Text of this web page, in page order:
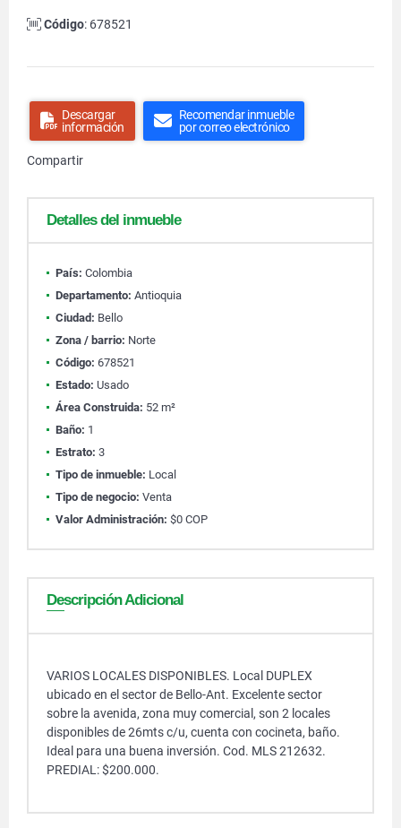
Código: 678521
Descargar
información
Recomendar inmueble
por correo electrónico
Compartir
Detalles del inmueble
País: Colombia
Departamento: Antioquia
Ciudad: Bello
Zona / barrio: Norte
Código: 678521
Estado: Usado
Área Construida: 52 m²
Baño: 1
Estrato: 3
Tipo de inmueble: Local
Tipo de negocio: Venta
Valor Administración: $0 COP
Descripción Adicional
VARIOS LOCALES DISPONIBLES. Local DUPLEX
ubicado en el sector de Bello-Ant. Excelente sector
sobre la avenida, zona muy comercial, son 2 locales
disponibles de 26mts c/u, cuenta con cocineta, baño.
Ideal para una buena inversión. Cod. MLS 212632.
PREDIAL: $200.000.